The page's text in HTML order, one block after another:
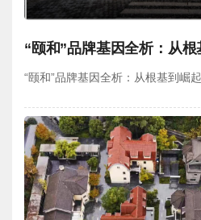
“颐和”品牌基因全析：从
“颐和”品牌基因全析：从根基到崛